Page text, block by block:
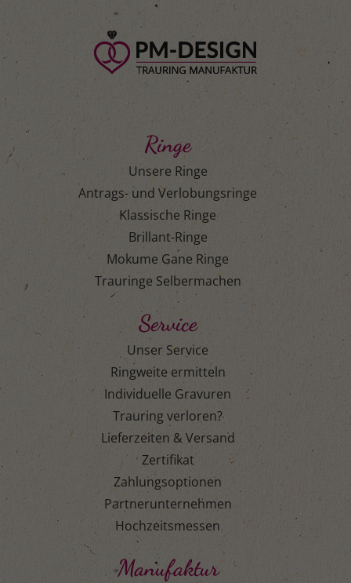
Ringe
Unsere Ringe
Antrags- und Verlobungsringe
Klassische Ringe
Brillant-Ringe
Mokume Gane Ringe
Trauringe Selbermachen
Service
Unser Service
Ringweite ermitteln
Individuelle Gravuren
Trauring verloren?
Lieferzeiten & Versand
Zertifikat
Zahlungsoptionen
Partnerunternehmen
Hochzeitsmessen
Manufaktur